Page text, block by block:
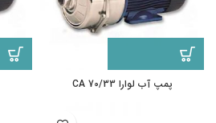
پمپ آب لوارا CA 70/33